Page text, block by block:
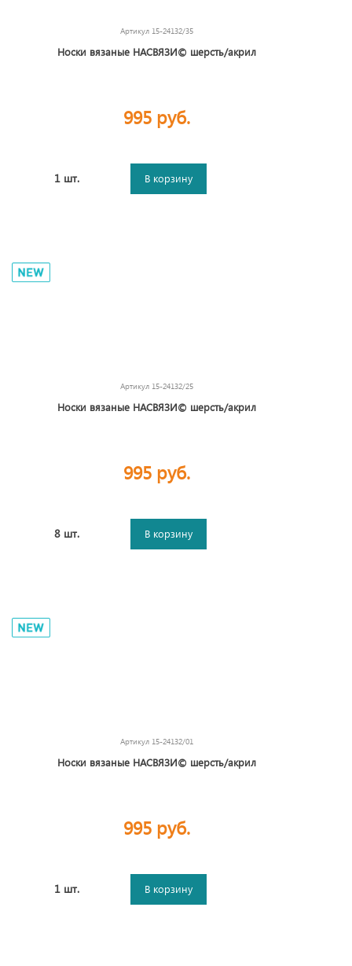
Артикул 15-24132/35
Носки вязаные НАСВЯЗИ© шерсть/акрил
995 руб.
1 шт. В корзину
Артикул 15-24132/25
Носки вязаные НАСВЯЗИ© шерсть/акрил
995 руб.
8 шт. В корзину
Артикул 15-24132/01
Носки вязаные НАСВЯЗИ© шерсть/акрил
995 руб.
1 шт. В корзину